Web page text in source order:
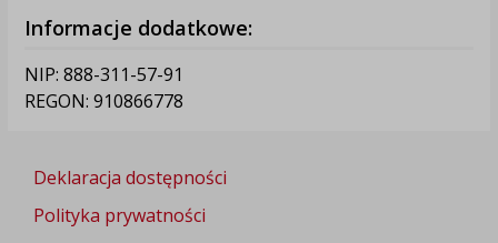
Informacje dodatkowe:
NIP: 888-311-57-91
REGON: 910866778
Deklaracja dostępności
Polityka prywatności